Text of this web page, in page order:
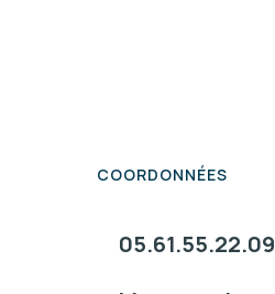
COORDONNÉES
05.61.55.22.09